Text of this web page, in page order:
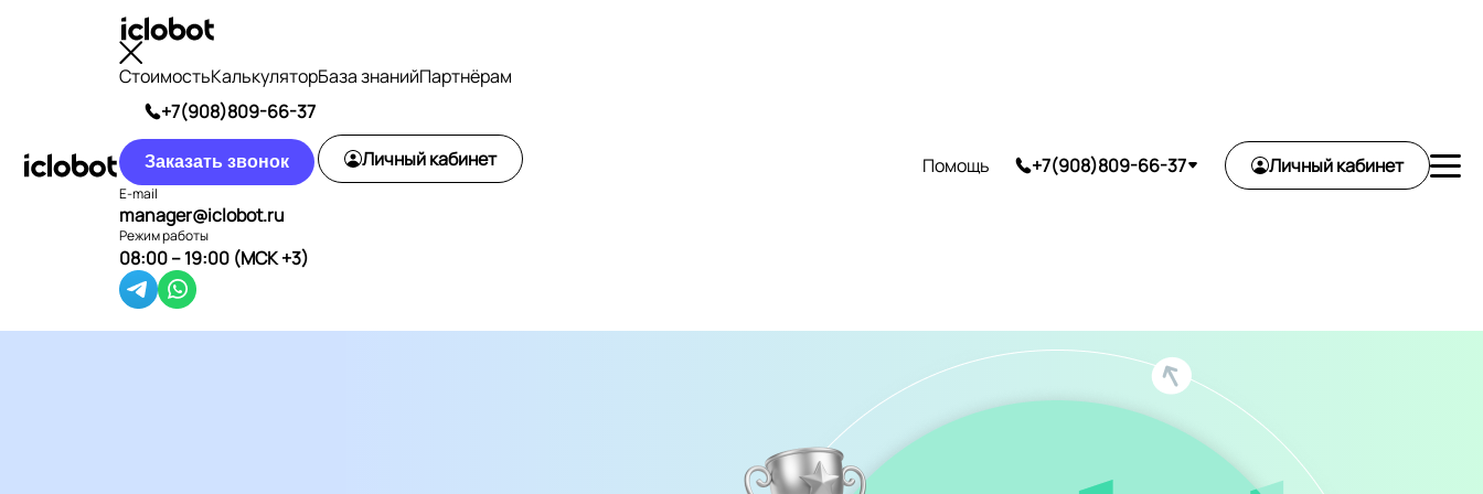
СтоимостьКалькуляторБаза знанийПартнёрам
+7(908)809-66-37
Заказать звонок Личный кабинет
E-mail
manager@iclobot.ru
Режим работы
08:00 – 19:00 (МСК +3)
Помощь +7(908)809-66-37 Личный кабинет